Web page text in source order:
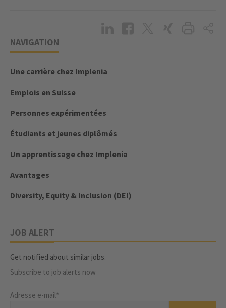
NAVIGATION
Une carrière chez Implenia
Emplois en Suisse
Personnes expérimentées
Étudiants et jeunes diplômés
Un apprentissage chez Implenia
Avantages
Diversity, Equity & Inclusion (DEI)
JOB ALERT
Get notified about similar jobs.
Subscribe to job alerts now
Adresse e-mail*